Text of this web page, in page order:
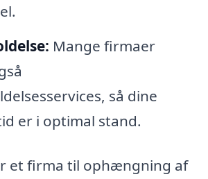
Mange firmaer
så dine
er i optimal stand.
et firma til ophængning af